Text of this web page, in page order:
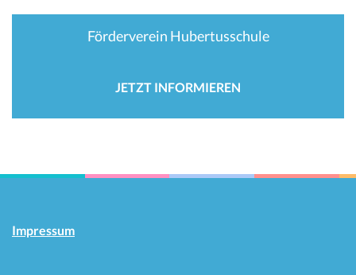
Förderverein Hubertusschule
JETZT INFORMIEREN
Impressum